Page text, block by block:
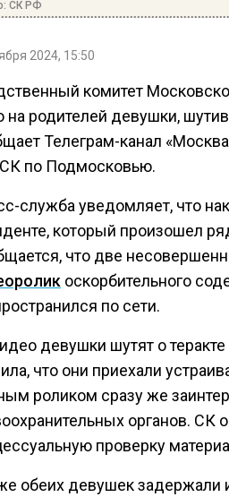
СК РФ
2024, 15:50
комитет
на родителей девушки,
Телеграм-канал
по Подмосковью.
служба уведомляет, что
который произошел
что две
оскорбительного
по сети.
девушки шутят о
что они приехали
роликом сразу же
органов. СК
проверку
обеих девушек задержали